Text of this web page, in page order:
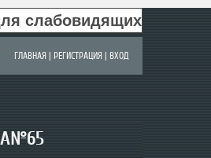
слабовидящих
ГЛАВНАЯ РЕГИСТРАЦИЯ ВХОД